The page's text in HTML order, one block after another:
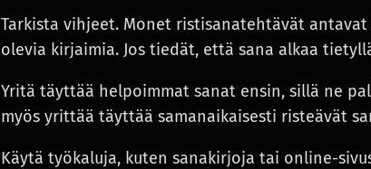
Tarkista vihjeet. Monet ristisanatehtävät
olevia kirjaimia. Jos tiedät, että sana alkaa
Yritä täyttää helpoimmat sanat ensin, sillä ne
myös yrittää täyttää samanaikaisesti risteävät
Käytä työkaluja, kuten sanakirjoja tai online-